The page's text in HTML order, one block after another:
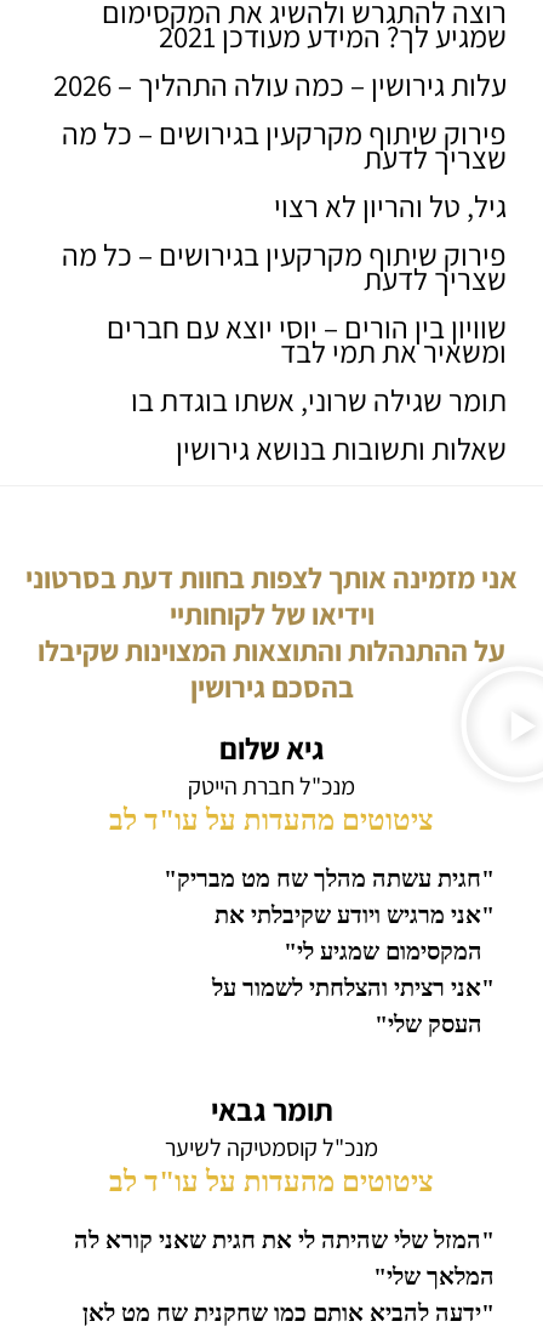
רוצה להתגרש ולהשיג את המקסימום
שמגיע לך? המידע מעודכן 2021
עלות גירושין – כמה עולה התהליך – 2026
פירוק שיתוף מקרקעין בגירושים – כל מה
שצריך לדעת
גיל, טל והריון לא רצוי
פירוק שיתוף מקרקעין בגירושים – כל מה
שצריך לדעת
שוויון בין הורים – יוסי יוצא עם חברים
ומשאיר את תמי לבד
תומר שגילה שרוני, אשתו בוגדת בו
שאלות ותשובות בנושא גירושין
אני מזמינה אותך לצפות בחוות דעת בסרטוני
וידיאו של לקוחותיי
על ההתנהלות והתוצאות המצוינות שקיבלו
בהסכם גירושין
גיא שלום
מנכ"ל חברת הייטק
ציטוטים מהעדות על עו"ד לב
"חגית עשתה מהלך שח מט מבריק"
"אני מרגיש ויודע שקיבלתי את
המקסימום שמגיע לי"
"אני רציתי והצלחתי לשמור על
העסק שלי"
תומר גבאי
מנכ"ל קוסמטיקה לשיער
ציטוטים מהעדות על עו"ד לב
"המזל שלי שהיתה לי את חגית שאני קורא לה
המלאך שלי"
"ידעה להביא אותם כמו שחקנית שח מט לאן